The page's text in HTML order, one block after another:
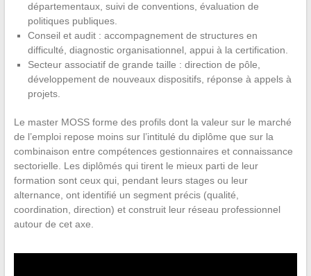
départementaux, suivi de conventions, évaluation de
politiques publiques.
Conseil et audit : accompagnement de structures en
difficulté, diagnostic organisationnel, appui à la certification.
Secteur associatif de grande taille : direction de pôle,
développement de nouveaux dispositifs, réponse à appels à
projets.
Le master MOSS forme des profils dont la valeur sur le marché
de l’emploi repose moins sur l’intitulé du diplôme que sur la
combinaison entre compétences gestionnaires et connaissance
sectorielle. Les diplômés qui tirent le mieux parti de leur
formation sont ceux qui, pendant leurs stages ou leur
alternance, ont identifié un segment précis (qualité,
coordination, direction) et construit leur réseau professionnel
autour de cet axe.